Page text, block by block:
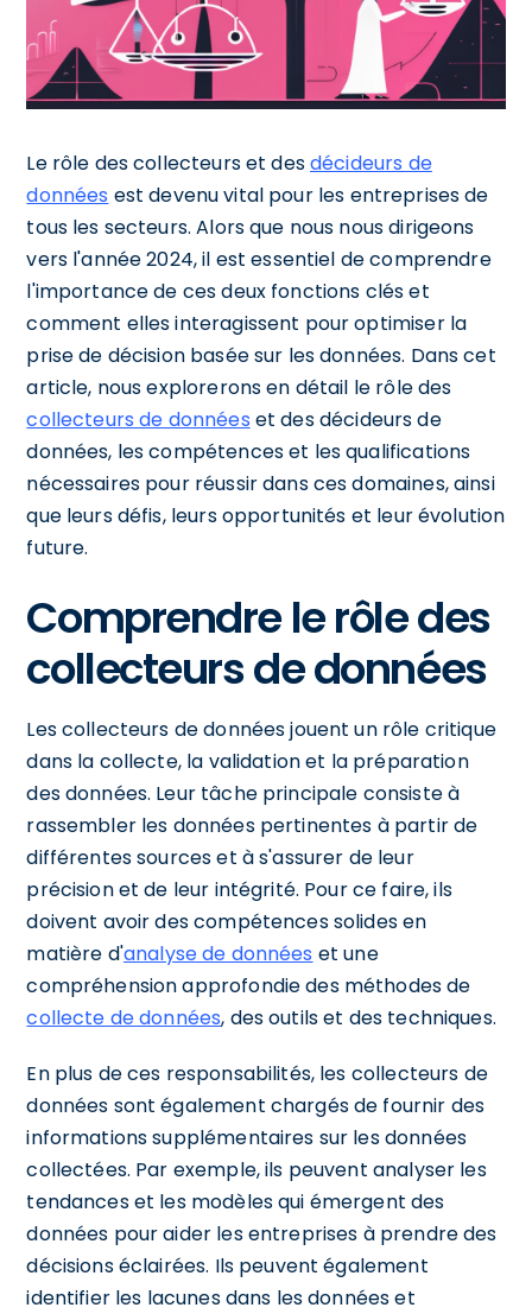
Le rôle des collecteurs et desdécideurs de
données est devenu vital pour les entreprises de
tous les secteurs. Alors que nous nous dirigeons
vers l'année 2024, il est essentiel de comprendre
l'importance de ces deux fonctions clés et
comment elles interagissent pour optimiser la
prise de décision basée sur les données. Dans cet
article, nous explorerons en détail le rôle des
collecteurs de données et des décideurs de
données, les compétences et les qualifications
nécessaires pour réussir dans ces domaines, ainsi
que leurs défis, leurs opportunités et leur évolution
future.
Comprendre le rôle des
collecteurs de données
Les collecteurs de données jouent un rôle critique
dans la collecte, la validation et la préparation
des données. Leur tâche principale consiste à
rassembler les données pertinentes à partir de
différentes sources et à s'assurer de leur
précision et de leur intégrité. Pour ce faire, ils
doivent avoir des compétences solides en
matière d'analyse de données et une
compréhension approfondie des méthodes de
collecte de données, des outils et des techniques.
En plus de ces responsabilités, les collecteurs de
données sont également chargés de fournir des
informations supplémentaires sur les données
collectées. Par exemple, ils peuvent analyser les
tendances et les modèles qui émergent des
données pour aider les entreprises à prendre des
décisions éclairées. Ils peuvent également
identifier les lacunes dans les données et